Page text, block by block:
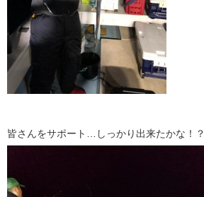
皆さんをサポート…しっかり出来たかな！？